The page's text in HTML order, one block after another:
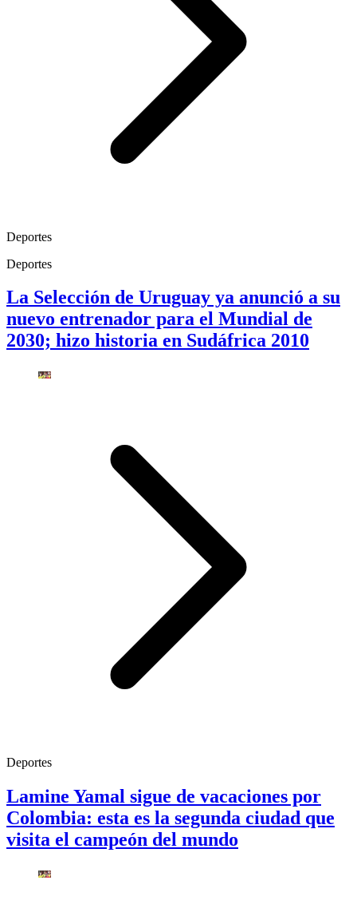
Deportes
Deportes
La Selección de Uruguay ya anunció a su
nuevo entrenador para el Mundial de
2030; hizo historia en Sudáfrica 2010
Deportes
Lamine Yamal sigue de vacaciones por
Colombia: esta es la segunda ciudad que
visita el campeón del mundo